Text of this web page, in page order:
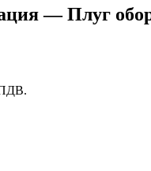
— Плуг
ПДВ.